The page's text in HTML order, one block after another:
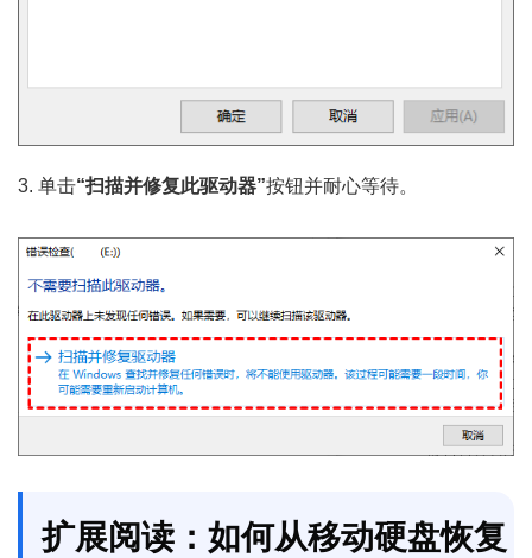
3. 单击“扫描并修复此驱动器”按钮并耐心等待。
扩展阅读：如何从移动硬盘恢复